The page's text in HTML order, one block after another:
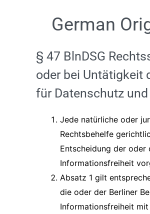
German
§ 47 BlnDSG
oder bei Untätigkeit
für Datenschutz
Jede natürliche oder
Rechtsbehelfe
Entscheidung der oder
Informationsfreiheit
Absatz 1 gilt
die oder der Berliner
Informationsfreiheit